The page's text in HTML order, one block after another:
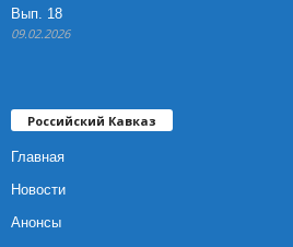
Вып. 18
09.02.2026
Российский Кавказ
Главная
Новости
Анонсы